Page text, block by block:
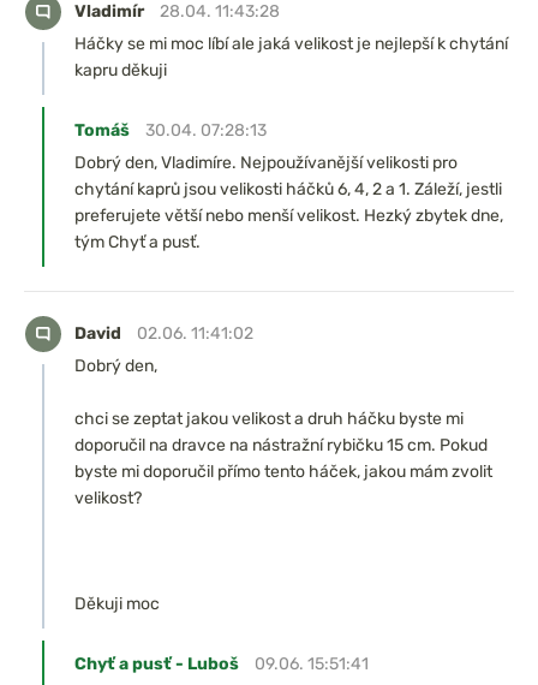
Vladimír
28.04. 11:43:28
Háčky se mi moc líbí ale jaká velikost je nejlepší k chytání
kapru děkuji
Tomáš
30.04. 07:28:13
Dobrý den, Vladimíre. Nejpoužívanější velikosti pro
chytání kaprů jsou velikosti háčků 6, 4, 2 a 1. Záleží, jestli
preferujete větší nebo menší velikost. Hezký zbytek dne,
tým Chyť a pusť.
David
02.06. 11:41:02
Dobrý den,
chci se zeptat jakou velikost a druh háčku byste mi
doporučil na dravce na nástražní rybičku 15 cm. Pokud
byste mi doporučil přímo tento háček, jakou mám zvolit
velikost?
Děkuji moc
Chyť a pusť - Luboš
09.06. 15:51:41